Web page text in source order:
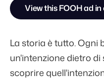
View this FOOH ad
La storia è tutto. Ogni
un'intenzione dietro di
scoprire